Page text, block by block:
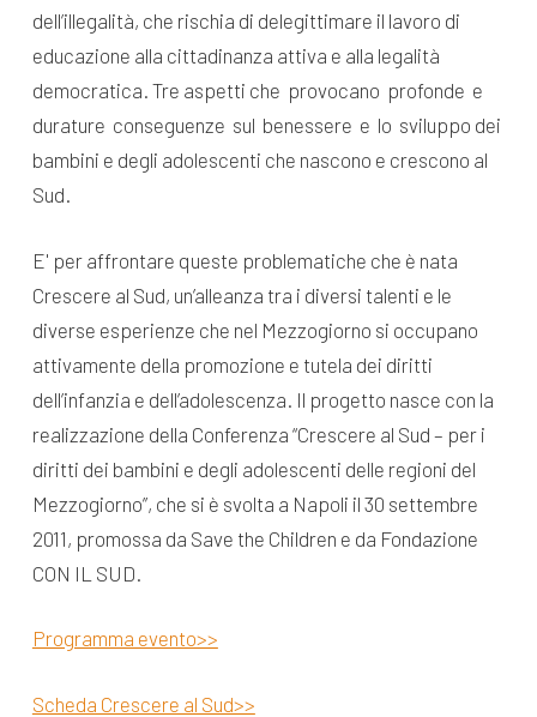
dell’illegalità, che rischia di delegittimare il lavoro di
educazione alla cittadinanza attiva e alla legalità
democratica. Tre aspetti che provocano profonde e
durature conseguenze sul benessere e lo sviluppo dei
bambini e degli adolescenti che nascono e crescono al
Sud.
E' per affrontare queste problematiche che è nata
Crescere al Sud, un’alleanza tra i diversi talenti e le
diverse esperienze che nel Mezzogiorno si occupano
attivamente della promozione e tutela dei diritti
dell’infanzia e dell’adolescenza. Il progetto nasce con la
realizzazione della Conferenza “Crescere al Sud – per i
diritti dei bambini e degli adolescenti delle regioni del
Mezzogiorno”, che si è svolta a Napoli il 30 settembre
2011, promossa da Save the Children e da Fondazione
CON IL SUD.
Programma evento>>
Scheda Crescere al Sud>>